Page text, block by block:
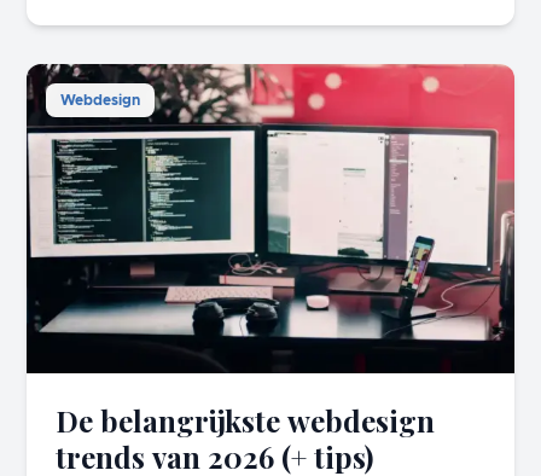
Webdesign
De belangrijkste webdesign
trends van 2026 (+ tips)